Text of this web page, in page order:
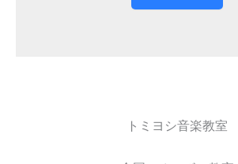
トミヨシ音楽教室